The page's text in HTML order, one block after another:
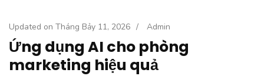
Updated on Tháng Bảy 11, 2026 / Admin
Ứng dụng AI cho phòng
marketing hiệu quả